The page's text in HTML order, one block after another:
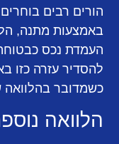
הורים רבים
באמצעות מתנה,
העמדת נכס
להסדיר עזרה כזו
כשמדובר בהלוואה
הלוואה